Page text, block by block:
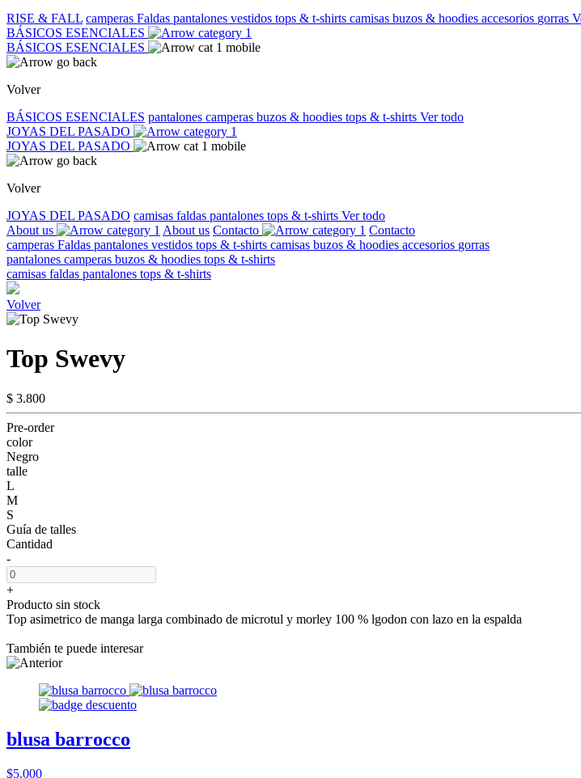
RISE & FALL camperas Faldas pantalones vestidos tops & t-shirts camisas buzos & hoodies accesorios gorras
BÁSICOS ESENCIALES
BÁSICOS ESENCIALES
Volver
BÁSICOS ESENCIALES pantalones camperas buzos & hoodies tops & t-shirts Ver todo
JOYAS DEL PASADO
JOYAS DEL PASADO
Volver
JOYAS DEL PASADO camisas faldas pantalones tops & t-shirts Ver todo
About us
About us Contacto
Contacto
camperas Faldas pantalones vestidos tops & t-shirts camisas buzos & hoodies accesorios gorras
pantalones camperas buzos & hoodies tops & t-shirts
camisas faldas pantalones tops & t-shirts
Volver
Top Swevy
$ 3.800
Pre-order
color
Negro
talle
L
M
S
Guía de talles
Cantidad
-
+
Producto sin stock
Top asimetrico de manga larga combinado de microtul y morley 100 % lgodon con lazo en la espalda
También te puede interesar
blusa barrocco
$5.000